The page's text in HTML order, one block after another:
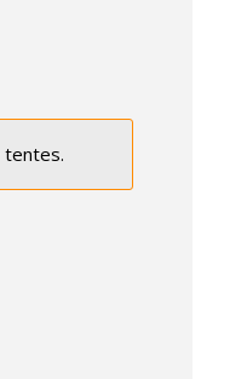
tentes.